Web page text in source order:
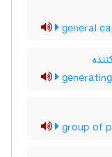
general
group of